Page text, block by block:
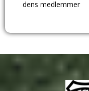
dens medlemmer